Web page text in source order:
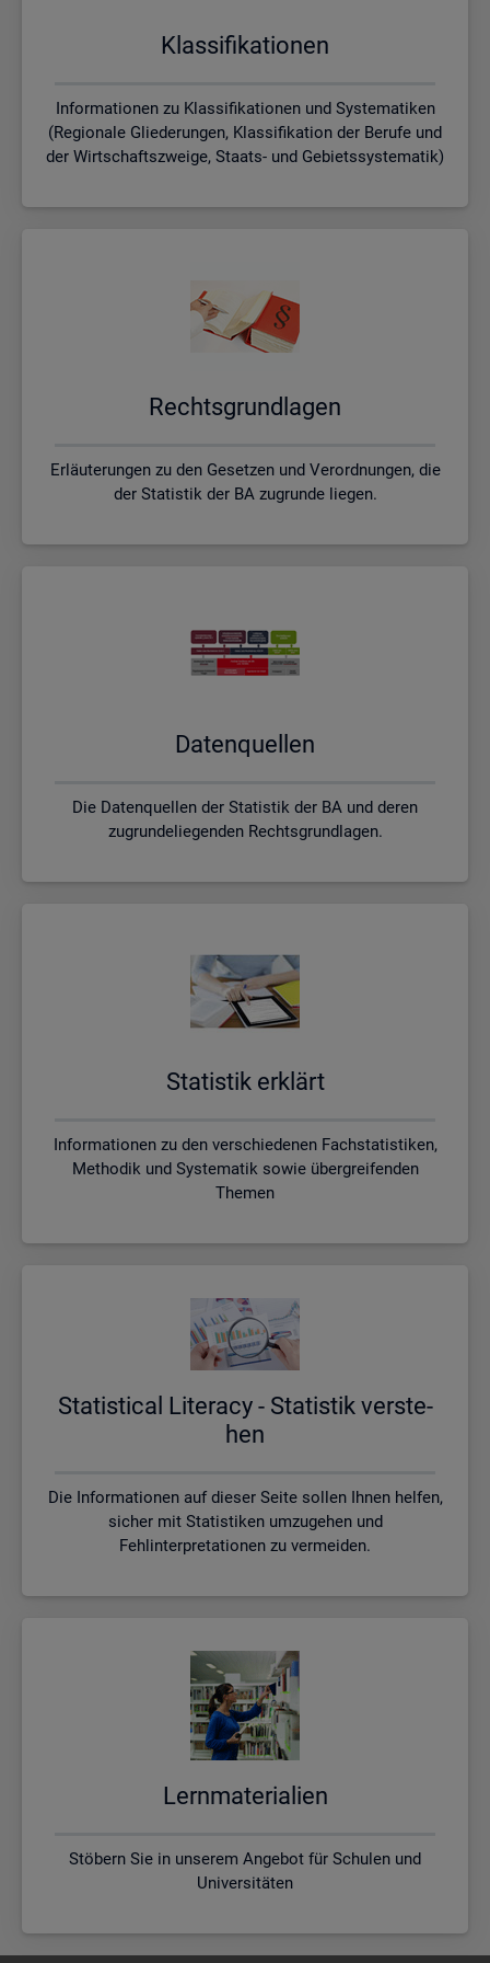
Klas­si­fi­ka­tio­nen
Informationen zu Klassifikationen und Systematiken
(Regionale Gliederungen, Klassifikation der Berufe und
der Wirtschaftszweige, Staats- und Gebietssystematik)
Rechts­grund­la­gen
Erläuterungen zu den Gesetzen und Verordnungen, die
der Statistik der BA zugrunde liegen.
Da­ten­quel­len
Die Datenquellen der Statistik der BA und deren
zugrundeliegenden Rechtsgrundlagen.
Sta­tis­tik er­klärt
Informationen zu den verschiedenen Fachstatistiken,
Methodik und Systematik sowie übergreifenden
Themen
Sta­ti­s­ti­cal Li­te­r­acy - Sta­tis­tik ver­ste­
hen
Die Informationen auf dieser Seite sollen Ihnen helfen,
sicher mit Statistiken umzugehen und
Fehlinterpretationen zu vermeiden.
Lern­ma­te­ria­li­en
Stöbern Sie in unserem Angebot für Schulen und
Universitäten